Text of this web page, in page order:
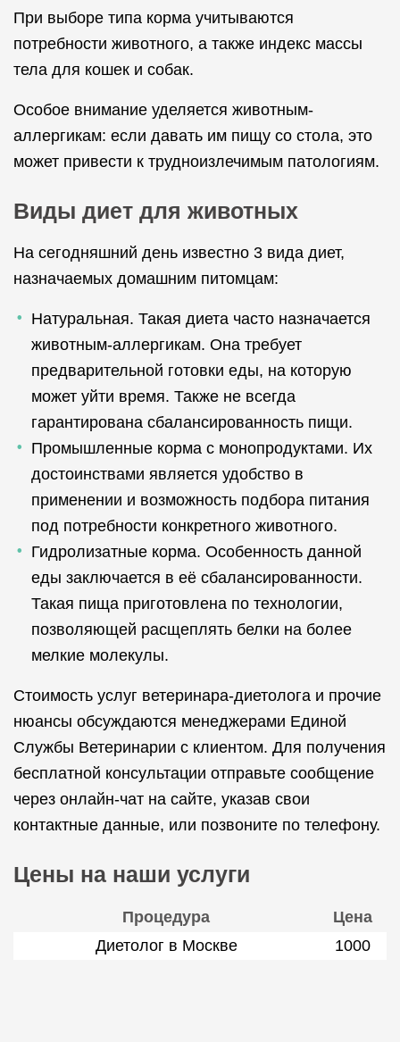
При выборе типа корма учитываются
потребности животного, а также индекс массы
тела для кошек и собак.
Особое внимание уделяется животным-
аллергикам: если давать им пищу со стола, это
может привести к трудноизлечимым патологиям.
Виды диет для животных
На сегодняшний день известно 3 вида диет,
назначаемых домашним питомцам:
Натуральная. Такая диета часто назначается
животным-аллергикам. Она требует
предварительной готовки еды, на которую
может уйти время. Также не всегда
гарантирована сбалансированность пищи.
Промышленные корма с монопродуктами. Их
достоинствами является удобство в
применении и возможность подбора питания
под потребности конкретного животного.
Гидролизатные корма. Особенность данной
еды заключается в её сбалансированности.
Такая пища приготовлена по технологии,
позволяющей расщеплять белки на более
мелкие молекулы.
Стоимость услуг ветеринара-диетолога и прочие
нюансы обсуждаются менеджерами Единой
Службы Ветеринарии с клиентом. Для получения
бесплатной консультации отправьте сообщение
через онлайн-чат на сайте, указав свои
контактные данные, или позвоните по телефону.
Цены на наши услуги
Процедура
Цена
Диетолог в Москве
1000